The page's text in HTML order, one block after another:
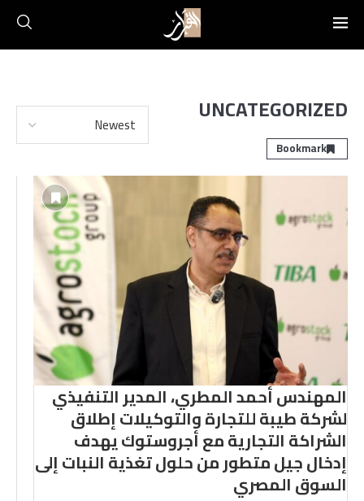
UNCATEGORIZED
Bookmark
المهندس أحمد المطري، المدير التنفيذي
لشركة طيبة للتجارة والتوكيلات إطلاق
الشراكة التجارية مع أجروستوك يهدف
إدخال جيل متطور من حلول تغذية النبات إلى
السوق المصري